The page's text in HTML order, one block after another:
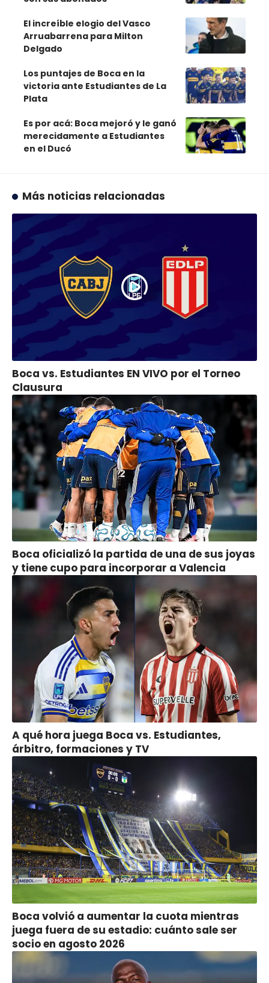
El increíble elogio del Vasco
Arruabarrena para Milton
Delgado
Los puntajes de Boca en la
victoria ante Estudiantes de La
Plata
Es por acá: Boca mejoró y le ganó
merecidamente a Estudiantes
en el Ducó
Más noticias relacionadas
Boca vs. Estudiantes EN VIVO por el Torneo
Clausura
Boca oficializó la partida de una de sus joyas
y tiene cupo para incorporar a Valencia
A qué hora juega Boca vs. Estudiantes,
árbitro, formaciones y TV
Boca volvió a aumentar la cuota mientras
juega fuera de su estadio: cuánto sale ser
socio en agosto 2026